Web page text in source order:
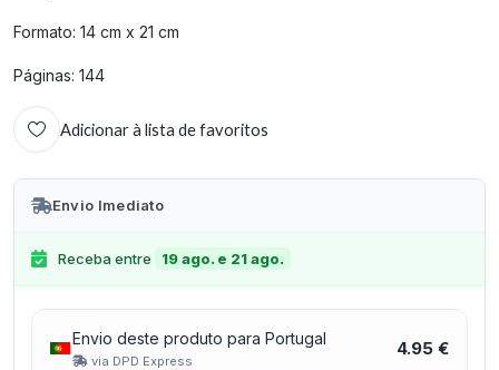
Formato: 14 cm x 21 cm
Páginas: 144
Adicionar à lista de favoritos
Envio Imediato
Receba entre 19 ago. e 21 ago.
Envio deste produto para Portugal
via DPD Express
4.95 €